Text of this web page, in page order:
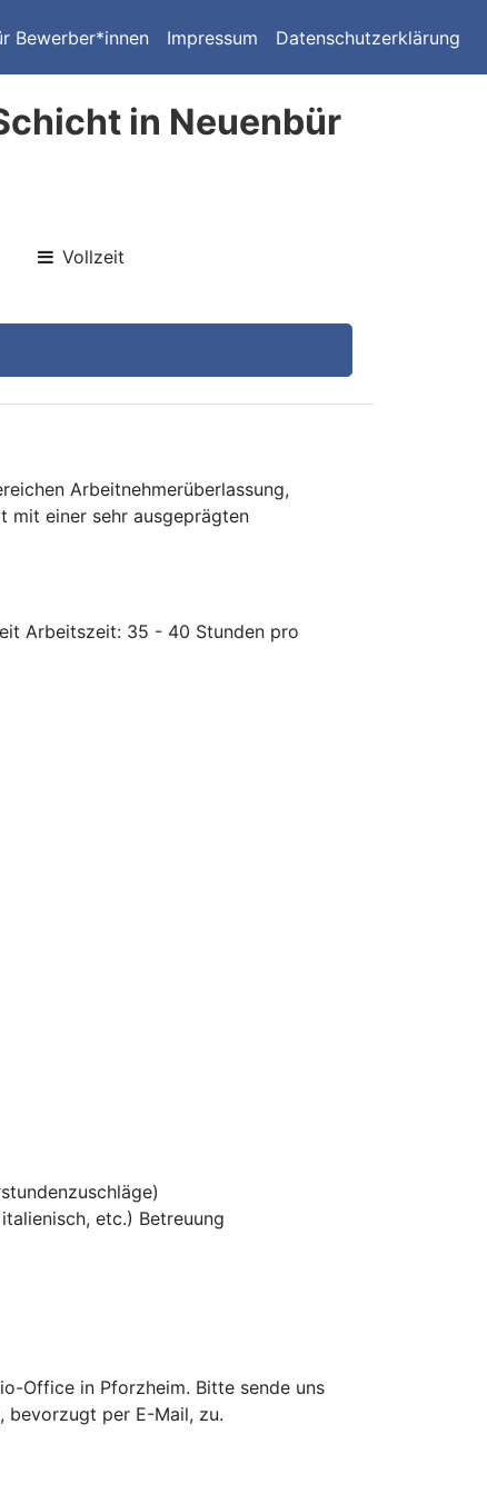
Bewerber*innen Impressum Datenschutzerklärung
in Neuenbür
Vollzeit
Arbeitnehmerüberlassung,
mit einer sehr ausgeprägten
Arbeitszeit: 35 - 40 Stunden pro
etc.) Betreuung
Office in Pforzheim. Bitte sende uns
bevorzugt per E-Mail, zu.